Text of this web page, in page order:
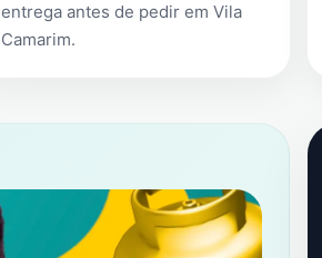
entrega antes de pedir em Vila
Camarim.